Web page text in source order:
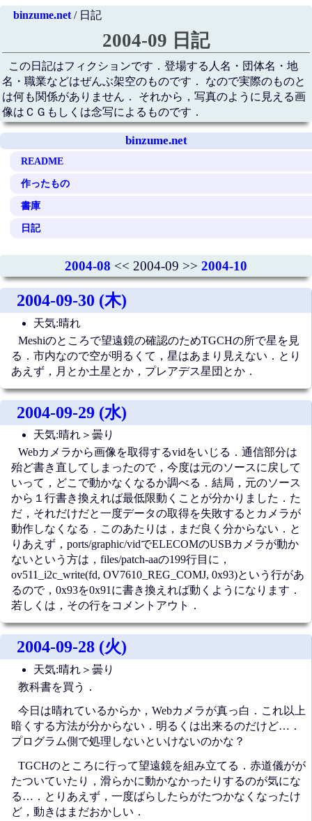
binzume.net/ 日記
2004-09 日記
この日記はフィクションです．登場する人名・団体名・地
名・職業などはぜんぶ架空のものです． なので実際のものと
は何も関係がありません． それから，写真のように見える画
像はＣＧもしくは念写によるものです．
binzume.net
README
作ったもの
書庫
日記
2004-08 << 2004-09 >> 2004-10
2004-09-30 (木)
天気:晴れ
Meshiのところで望遠鏡の確認のためTGCHの所で星を見
る．市内なので空が明るくて，星はあまり見えない．とり
あえず，月とか土星とか，プレアデス星団とか．
2004-09-29 (水)
天気:晴れ＞曇り
Webカメラから画像を取得するvidをいじる．通信部分は
殆ど書き直してしまったので，今度は元のソースに戻して
いって，どこで動かなくなるか調べる．結局，元のソース
から１行書き換えれば最低限動くことが分かりました．た
だ，それだけだと一度データの取得を失敗するとカメラが
動作しなくなる．このあたりは，まだ良く分からない．と
りあえず，ports/graphic/vidでELECOMのUSBカメラが動か
ないという方は，files/patch-aaの199行目に，
ov511_i2c_write(fd, OV7610_REG_COMJ, 0x93)という行があ
るので，0x93を0x91に書き換えれば動くようになります．
若しくは，その行をコメントアウト．
2004-09-28 (火)
天気:晴れ＞曇り
教科書を買う．
今日は晴れているからか，Webカメラが真っ白．これ以上
暗くする方法が分からない．明るくは出来るのだけど…．
プログラム側で処理しないといけないのかな？
TGCHのところに行って望遠鏡を組み立てる．赤道儀がが
たついていたり，滑らかに動かなかったりするのが気にな
る…．とりあえず，一度ばらしたらがたつかなくなったけ
ど，動きはまだおかしい．